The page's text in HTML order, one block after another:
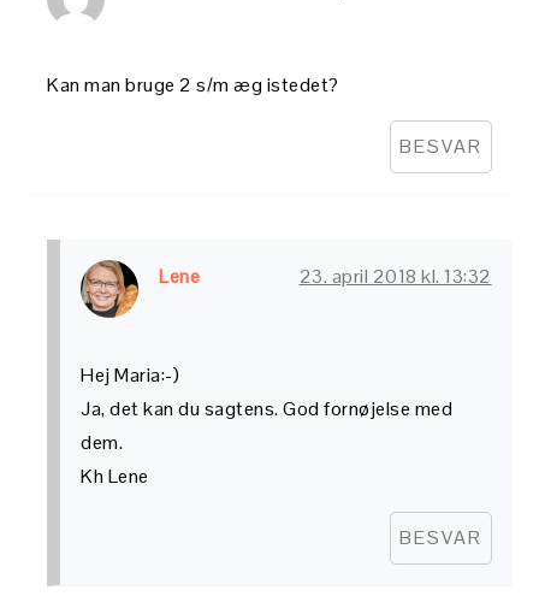
Kan man bruge 2 s/m æg istedet?
BESVAR
Lene 23. april 2018 kl. 13:32
Hej Maria:-)
Ja, det kan du sagtens. God fornøjelse med
dem.
Kh Lene
BESVAR